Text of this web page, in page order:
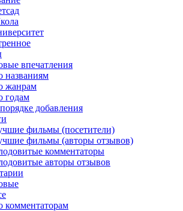
впечатления
названиям
жанрам
годам
добавления
фильмы (посетители)
фильмы (авторы отзывов)
комментаторы
авторы отзывов
комментаторам